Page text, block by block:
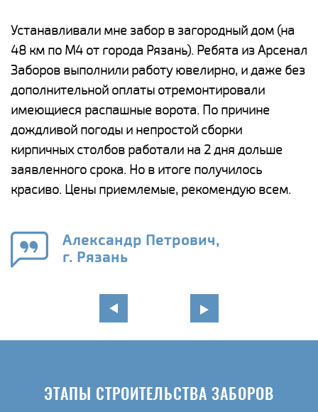
Устанавливали мне забор в загородный дом (на
48 км по М4 от города Рязань). Ребята из Арсенал
Заборов выполнили работу ювелирно, и даже без
дополнительной оплаты отремонтировали
имеющиеся распашные ворота. По причине
дождливой погоды и непростой сборки
кирпичных столбов работали на 2 дня дольше
заявленного срока. Но в итоге получилось
красиво. Цены приемлемые, рекомендую всем.
Александр Петрович,
г. Рязань
ЭТАПЫ СТРОИТЕЛЬСТВА ЗАБОРОВ